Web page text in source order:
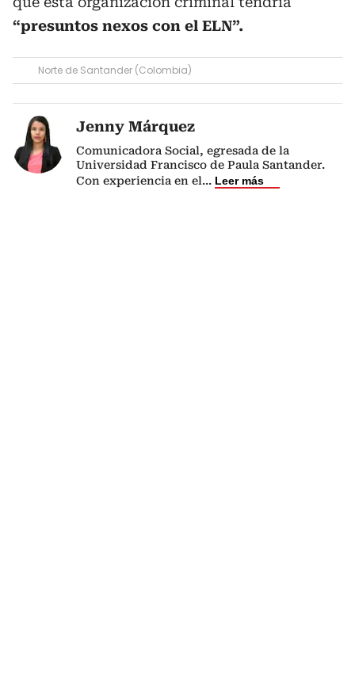
“presuntos nexos con el ELN”.
Norte de Santander (Colombia)
Jenny Márquez
Comunicadora Social, egresada de la
Universidad Francisco de Paula Santander.
Con experiencia en el... Leer más